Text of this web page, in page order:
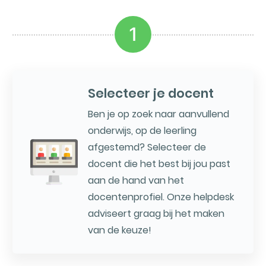
1
Selecteer je docent
Ben je op zoek naar aanvullend
onderwijs, op de leerling
afgestemd? Selecteer de
docent die het best bij jou past
aan de hand van het
docentenprofiel. Onze helpdesk
adviseert graag bij het maken
van de keuze!